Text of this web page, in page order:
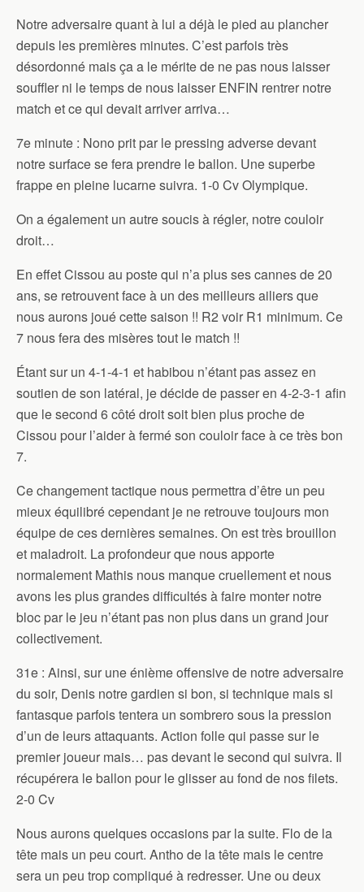
Notre adversaire quant à lui a déjà le pied au plancher
depuis les premières minutes. C’est parfois très
désordonné mais ça a le mérite de ne pas nous laisser
souffler ni le temps de nous laisser ENFIN rentrer notre
match et ce qui devait arriver arriva…
7e minute : Nono prit par le pressing adverse devant
notre surface se fera prendre le ballon. Une superbe
frappe en pleine lucarne suivra. 1-0 Cv Olympique.
On a également un autre soucis à régler, notre couloir
droit…
En effet Cissou au poste qui n’a plus ses cannes de 20
ans, se retrouvent face à un des meilleurs ailiers que
nous aurons joué cette saison !! R2 voir R1 minimum. Ce
7 nous fera des misères tout le match !!
Étant sur un 4-1-4-1 et habibou n’étant pas assez en
soutien de son latéral, je décide de passer en 4-2-3-1 afin
que le second 6 côté droit soit bien plus proche de
Cissou pour l’aider à fermé son couloir face à ce très bon
7.
Ce changement tactique nous permettra d’être un peu
mieux équilibré cependant je ne retrouve toujours mon
équipe de ces dernières semaines. On est très brouillon
et maladroit. La profondeur que nous apporte
normalement Mathis nous manque cruellement et nous
avons les plus grandes difficultés à faire monter notre
bloc par le jeu n’étant pas non plus dans un grand jour
collectivement.
31e : Ainsi, sur une énième offensive de notre adversaire
du soir, Denis notre gardien si bon, si technique mais si
fantasque parfois tentera un sombrero sous la pression
d’un de leurs attaquants. Action folle qui passe sur le
premier joueur mais… pas devant le second qui suivra. Il
récupérera le ballon pour le glisser au fond de nos filets.
2-0 Cv
Nous aurons quelques occasions par la suite. Flo de la
tête mais un peu court. Antho de la tête mais le centre
sera un peu trop compliqué à redresser. Une ou deux